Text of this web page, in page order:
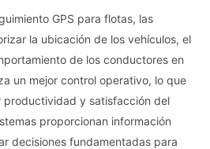
GPS para flotas, las
la ubicación de los vehículos, el
de los conductores en
un mejor control operativo, lo que
productividad y satisfacción del
proporcionan información
decisiones fundamentadas para